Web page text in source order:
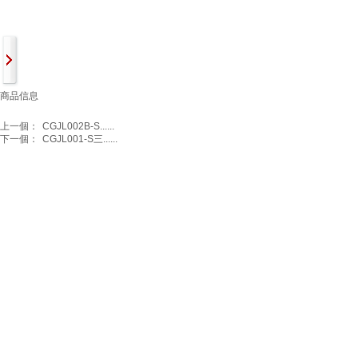
商品信息
上一個：
CGJL002B-S......
下一個：
CGJL001-S三......